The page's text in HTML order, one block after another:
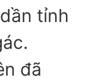
tỉnh
đã